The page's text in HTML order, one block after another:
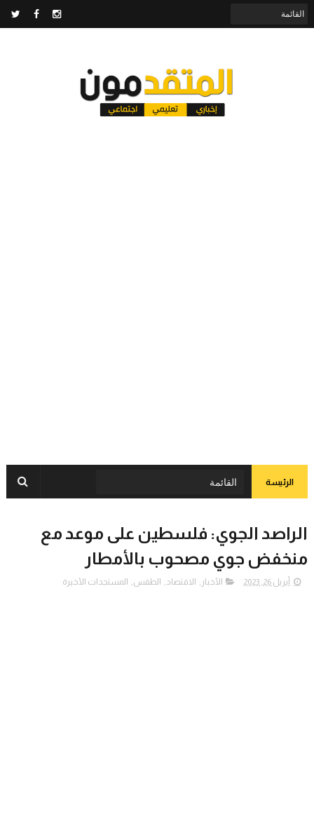
الرئيسة
الراصد الجوي: فلسطين على موعد مع
منخفض جوي مصحوب بالأمطار
أبريل 26, 2023 الأخبار , الاقتصاد, الطقس, المستجدات الأخيرة